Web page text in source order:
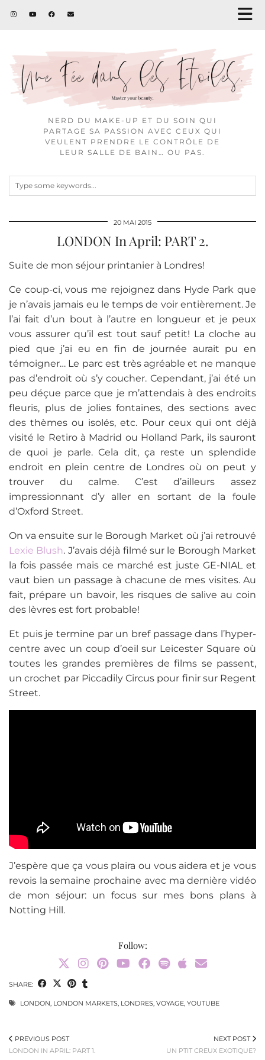
NERD DU MAKE-UP ET DU SOIN QUI
PARTAGE SA PASSION AVEC CEUX QUI
VEULENT PRENDRE LE CONTRÔLE DE
LEUR SALLE DE BAIN… OU PAS.
20 MAI 2015
LONDON In April: PART 2.
Suite de mon séjour printanier à Londres!
Ce coup-ci, vous me rejoignez dans Hyde Park que
je n’avais jamais eu le temps de voir entièrement. Je
l’ai fait d’un bout à l’autre en longueur et je peux
vous assurer qu’il est tout sauf petit! La cloche au
pied que j’ai eu en fin de journée aurait pu en
témoigner… Le parc est très agréable et ne manque
pas d’endroit où s’y coucher. Cependant, j’ai été un
peu déçue parce que je m’attendais à des endroits
fleuris, plus de jolies fontaines, des sections avec
des thèmes ou isolés, etc. Pour ceux qui ont déjà
visité le Retiro à Madrid ou Holland Park, ils sauront
de quoi je parle. Cela dit, ça reste un splendide
endroit en plein centre de Londres où on peut y
trouver du calme. C’est d’ailleurs assez
impressionnant d’y aller en sortant de la foule
d’Oxford Street.
On va ensuite sur le Borough Market où j’ai retrouvé
Lexie Blush. J’avais déjà filmé sur le Borough Market
la fois passée mais ce marché est juste GE-NIAL et
vaut bien un passage à chacune de mes visites. Au
fait, prépare un bavoir, les risques de salive au coin
des lèvres est fort probable!
Et puis je termine par un bref passage dans l’hyper-
centre avec un coup d’oeil sur Leicester Square où
toutes les grandes premières de films se passent,
un crochet par Piccadily Circus pour finir sur Regent
Street.
J’espère que ça vous plaira ou vous aidera et je vous
revois la semaine prochaine avec ma dernière vidéo
de mon séjour: un focus sur mes bons plans à
Notting Hill.
Follow:
SHARE:
LONDON LONDON MARKETS LONDRES VOYAGE YOUTUBE
PREVIOUS POST
LONDON IN APRIL: PART 1.
NEXT POST
UN PTIT CREUX EXOTIQUE?